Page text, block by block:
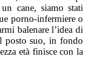
cane, siamo stati
porno-infermiere o
balenare l’idea di
posto suo, in fondo
età finisce con la